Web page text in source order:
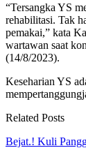
“Tersangka YS
rehabilitasi. Tak
pemakai,” kata
wartawan saat
(14/8/2023).
Keseharian YS
Related Posts
Bejat.! Kuli